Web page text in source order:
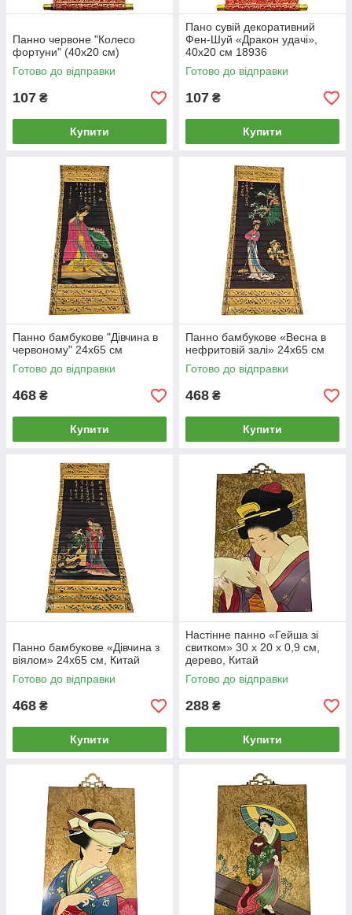
Панно червоне "Колесо
фортуни" (40х20 см)
Готово до відправки
107 ₴
Купити
Пано сувій декоративний
Фен-Шуй «Дракон удачі»,
40х20 см 18936
Готово до відправки
107 ₴
Купити
Панно бамбукове "Дівчина в
червоному" 24х65 см
Готово до відправки
468 ₴
Купити
Панно бамбукове «Весна в
нефритовій залі» 24х65 см
Готово до відправки
468 ₴
Купити
Панно бамбукове «Дівчина з
віялом» 24х65 см, Китай
Готово до відправки
468 ₴
Купити
Настінне панно «Гейша зі
свитком» 30 х 20 х 0,9 см,
дерево, Китай
Готово до відправки
288 ₴
Купити